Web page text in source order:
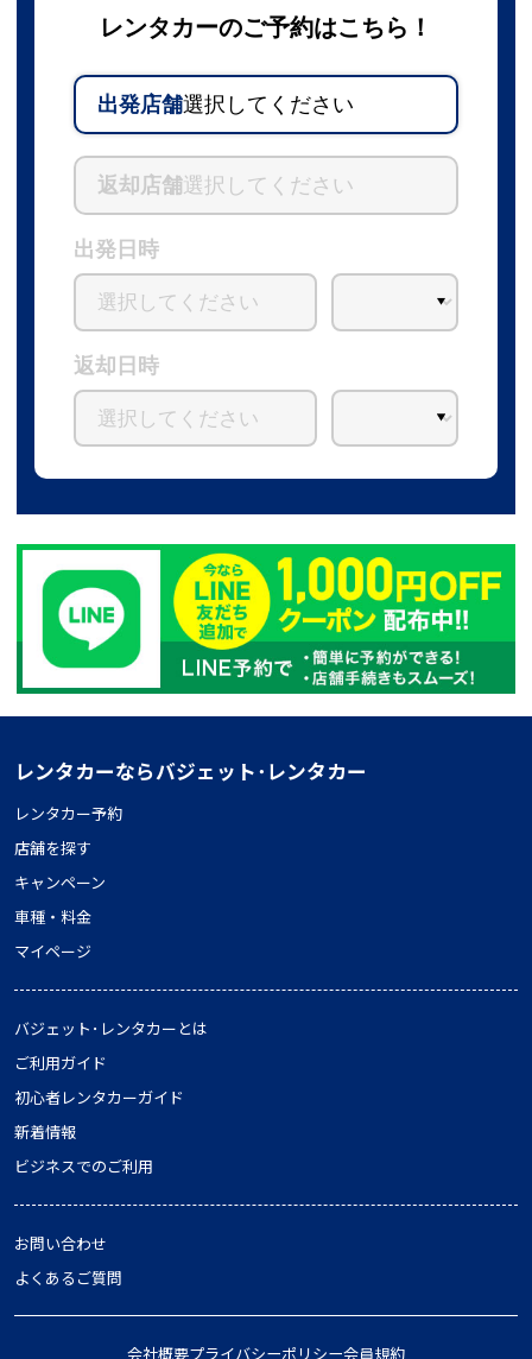
レンタカーのご予約はこちら！
出発店舗選択してください
返却店舗選択してください
出発日時
返却日時
レンタカーならバジェット･レンタカー
レンタカー予約
店舗を探す
キャンペーン
車種・料金
マイページ
バジェット･レンタカーとは
ご利用ガイド
初心者レンタカーガイド
新着情報
ビジネスでのご利用
お問い合わせ
よくあるご質問
会社概要プライバシーポリシー会員規約